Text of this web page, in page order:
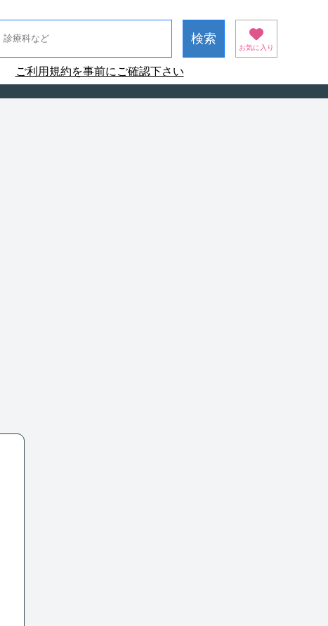
お気に入り
ご利用規約を事前にご確認下さい